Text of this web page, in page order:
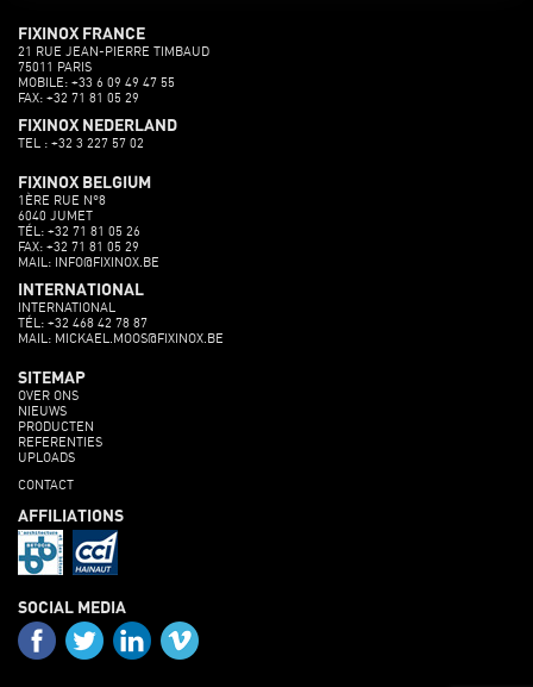
FIXINOX FRANCE
21 RUE JEAN-PIERRE TIMBAUD
75011 PARIS
MOBILE: +33 6 09 49 47 55
FAX: +32 71 81 05 29
FIXINOX NEDERLAND
TEL : +32 3 227 57 02
FIXINOX BELGIUM
1ÈRE RUE N°8
6040 JUMET
TÉL: +32 71 81 05 26
FAX: +32 71 81 05 29
MAIL: INFO@FIXINOX.BE
INTERNATIONAL
INTERNATIONAL
TÉL: +32 468 42 78 87
MAIL: MICKAEL.MOOS@FIXINOX.BE
SITEMAP
OVER ONS
NIEUWS
PRODUCTEN
REFERENTIES
UPLOADS
CONTACT
AFFILIATIONS
SOCIAL MEDIA